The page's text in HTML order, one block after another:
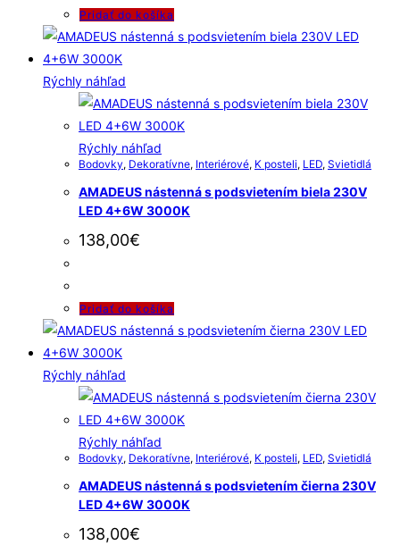
Pridať do košíka
Rýchly náhľad
Rýchly náhľad
Bodovky, Dekoratívne, Interiérové, K posteli, LED, Svietidlá
AMADEUS nástenná s podsvietením biela 230V
LED 4+6W 3000K
138,00€
Pridať do košíka
Rýchly náhľad
Rýchly náhľad
Bodovky, Dekoratívne, Interiérové, K posteli, LED, Svietidlá
AMADEUS nástenná s podsvietením čierna 230V
LED 4+6W 3000K
138,00€